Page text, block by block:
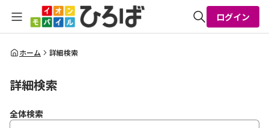
全体検索
ログイン
ホーム 詳細検索
詳細検索
全体検索